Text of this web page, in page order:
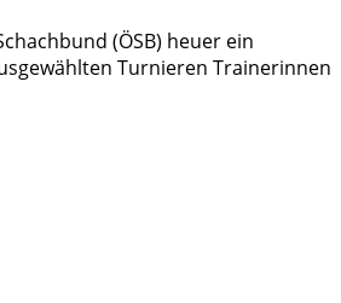
(ÖSB) heuer ein
Turnieren Trainerinnen